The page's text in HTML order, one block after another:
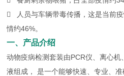
 人员与车辆带毒传播，这是当前
情约46%。
一、产品介绍
动物疫病检测套装由PCR仪、离心
液组成， 是一个能够快速、专业、